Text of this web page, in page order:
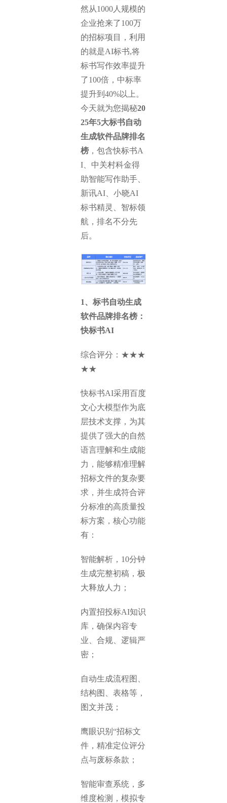
然从1000人规模的
企业抢来了100万
的招标项目，利用
的就是AI标书,将
标书写作效率提升
了100倍，中标率
提升到40%以上。
今天就为您揭秘20
25年5大标书自动
生成软件品牌排名
榜 ，包含快标书A
I、中关村科金得
助智能写作助手、
新讯AI、小晓AI
标书精灵、智标领
航，排名不分先
后。
1、标书自动生成
软件品牌排名榜：
快标书AI
综合评分：★★★
★★
快标书AI采用百度
文心大模型作为底
层技术支撑，为其
提供了强大的自然
语言理解和生成能
力，能够精准理解
招标文件的复杂要
求，并生成符合评
分标准的高质量投
标方案，核心功能
有：
智能解析，10分钟
生成完整初稿，极
大释放人力；
内置招投标AI知识
库，确保内容专
业、合规、逻辑严
密；
自动生成流程图、
结构图、表格等，
图文并茂；
鹰眼识别“招标文
件，精准定位评分
点与废标条款；
智能审查系统，多
维度检测，模拟专